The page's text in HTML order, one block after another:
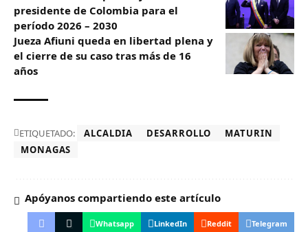
presidente de Colombia para el
período 2026 – 2030
Jueza Afiuni queda en libertad plena y
el cierre de su caso tras más de 16
años
ETIQUETADO: ALCALDIA DESARROLLO
MATURIN
MONAGAS
Apóyanos compartiendo este artículo
Whatsapp LinkedIn Reddit Telegram